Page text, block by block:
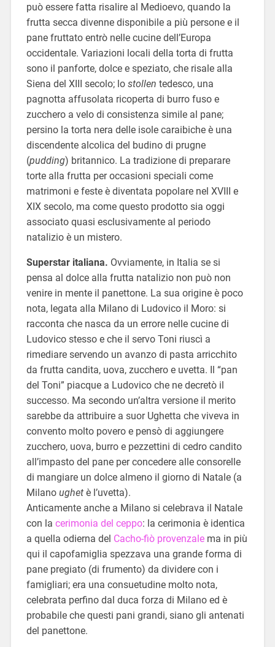
può essere fatta risalire al Medioevo, quando la
frutta secca divenne disponibile a più persone e il
pane fruttato entrò nelle cucine dell’Europa
occidentale. Variazioni locali della torta di frutta
sono il panforte, dolce e speziato, che risale alla
Siena del XIII secolo; lo stollen tedesco, una
pagnotta affusolata ricoperta di burro fuso e
zucchero a velo di consistenza simile al pane;
persino la torta nera delle isole caraibiche è una
discendente alcolica del budino di prugne
(pudding) britannico. La tradizione di preparare
torte alla frutta per occasioni speciali come
matrimoni e feste è diventata popolare nel XVIII e
XIX secolo, ma come questo prodotto sia oggi
associato quasi esclusivamente al periodo
natalizio è un mistero.
Superstar italiana. Ovviamente, in Italia se si
pensa al dolce alla frutta natalizio non può non
venire in mente il panettone. La sua origine è poco
nota, legata alla Milano di Ludovico il Moro: si
racconta che nasca da un errore nelle cucine di
Ludovico stesso e che il servo Toni riuscì a
rimediare servendo un avanzo di pasta arricchito
da frutta candita, uova, zucchero e uvetta. Il “pan
del Toni” piacque a Ludovico che ne decretò il
successo. Ma secondo un’altra versione il merito
sarebbe da attribuire a suor Ughetta che viveva in
convento molto povero e pensò di aggiungere
zucchero, uova, burro e pezzettini di cedro candito
all’impasto del pane per concedere alle consorelle
di mangiare un dolce almeno il giorno di Natale (a
Milano ughetè l’uvetta).
Anticamente anche a Milano si celebrava il Natale
con la cerimonia del ceppo: la cerimonia è identica
a quella odierna del Cacho-fiò provenzalema in più
qui il capofamiglia spezzava una grande forma di
pane pregiato (di frumento) da dividere con i
famigliari; era una consuetudine molto nota,
celebrata perfino dal duca forza di Milano ed è
probabile che questi pani grandi, siano gli antenati
del panettone.